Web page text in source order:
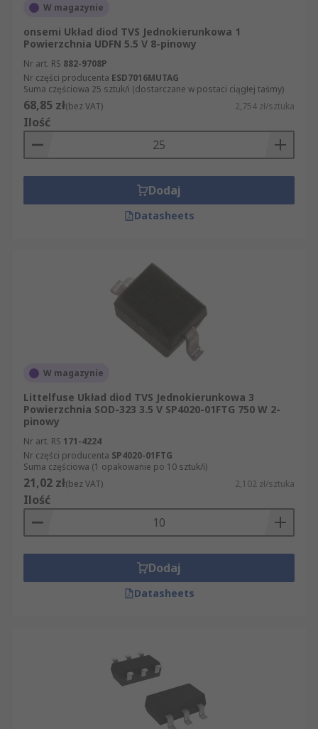
wsteczne w trybie zawieszenia i napięcie
Napięcie wsteczne w trybie zawieszenia –
jest to napięcie robocze, które nie może
zostać przekroczone w obwodzie danych lub
zasilania.
Napięcie przebicia – jest to napięcie
znamionowe, przy którym dioda TVS będzie
zapewniać ochronę i zacznie przewodzić
prąd do uziemienia. Ta wartość napięcia
jest zwykle nieco wyższa niż napięcie
wsteczne w trybie zawieszenia
Diody TVS mają liczne zastosowania, ale dobrze
nadają się do ochrony
mikroprocesorów,
obwodów zasilania AC,
wyposażenia telekomunikacyjnego,
elektroniki użytkowej.
W magazynie
onsemi Układ diod TVS Jednokierunkowa 1
Powierzchnia UDFN 5.5 V 8-pinowy
Nr art. RS 882-9708P
Nr części producenta ESD7016MUTAG
Suma częściowa 25 sztuk/i (dostarczane w postaci ciągłej taśmy)
68,85 zł(bez VAT) 2,754 zł/sztuka
Ilość
Dodaj
Datasheets
W magazynie
Littelfuse Układ diod TVS Jednokierunkowa 3
Powierzchnia SOD-323 3.5 V SP4020-01FTG 750 W 2-
pinowy
Nr art. RS 171-4224
Nr części producenta SP4020-01FTG
Suma częściowa (1 opakowanie po 10 sztuk/i)
21,02 zł(bez VAT) 2,102 zł/sztuka
Ilość
Dodaj
Datasheets